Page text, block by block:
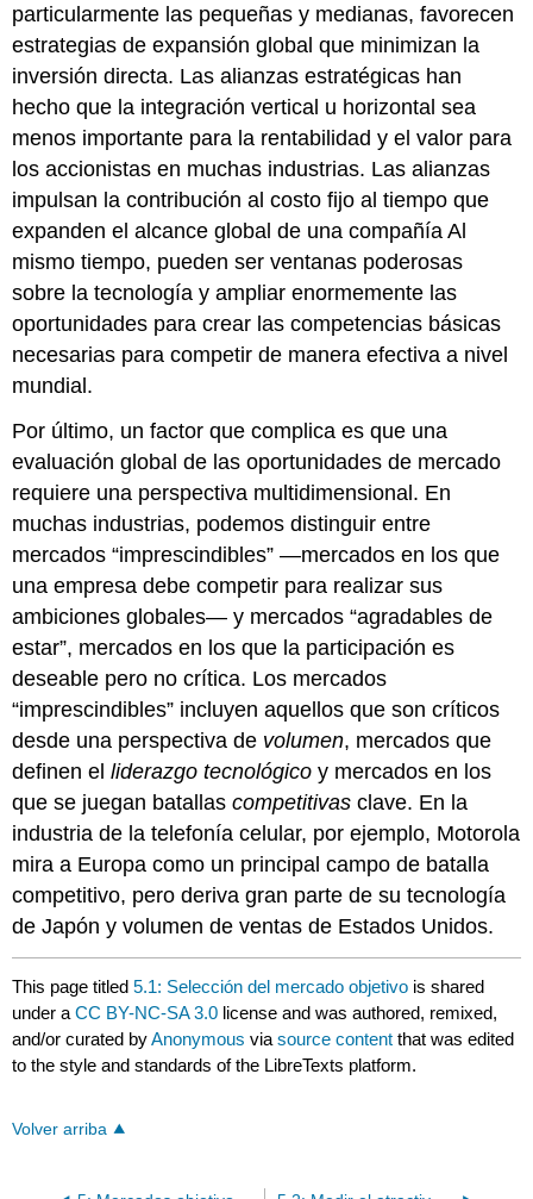
particularmente las pequeñas y medianas, favorecen
estrategias de expansión global que minimizan la
inversión directa. Las alianzas estratégicas han
hecho que la integración vertical u horizontal sea
menos importante para la rentabilidad y el valor para
los accionistas en muchas industrias. Las alianzas
impulsan la contribución al costo fijo al tiempo que
expanden el alcance global de una compañía Al
mismo tiempo, pueden ser ventanas poderosas
sobre la tecnología y ampliar enormemente las
oportunidades para crear las competencias básicas
necesarias para competir de manera efectiva a nivel
mundial.
Por último, un factor que complica es que una
evaluación global de las oportunidades de mercado
requiere una perspectiva multidimensional. En
muchas industrias, podemos distinguir entre
mercados “imprescindibles” —mercados en los que
una empresa debe competir para realizar sus
ambiciones globales— y mercados “agradables de
estar”, mercados en los que la participación es
deseable pero no crítica. Los mercados
“imprescindibles” incluyen aquellos que son críticos
desde una perspectiva de volumen, mercados que
definen elliderazgo tecnológico y mercados en los
que se juegan batallascompetitivas clave. En la
industria de la telefonía celular, por ejemplo, Motorola
mira a Europa como un principal campo de batalla
competitivo, pero deriva gran parte de su tecnología
de Japón y volumen de ventas de Estados Unidos.
This page titled5.1: Selección del mercado objetivo is shared
under aCC BY-NC-SA 3.0 license and was authored, remixed,
and/or curated byAnonymous viasource content that was edited
to the style and standards of the LibreTexts platform.
Volver arriba